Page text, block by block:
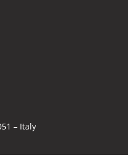
– Italy